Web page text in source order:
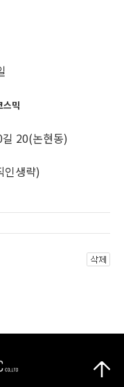
스믹
20(논현동)
생략)